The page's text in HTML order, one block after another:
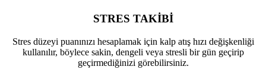
STRES TAKİBİ
Stres düzeyi puanınızı hesaplamak için kalp atış hızı değişkenliği
kullanılır, böylece sakin, dengeli veya stresli bir gün geçirip
geçirmediğinizi görebilirsiniz.